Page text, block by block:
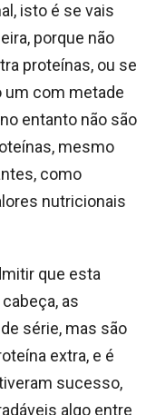
isto é se vais
porque não
proteínas, ou se
um com metade
entanto não são
mesmo
como
nutricionais
que esta
as
série, mas são
extra, e é
sucesso,
algo entre